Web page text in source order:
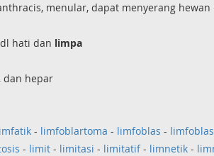
menular, dapat menyerang hewan
hati dan limpa
dan hepar
- limfoblartoma - limfoblas -
- limit- limitasi - limitatif- limnetik-